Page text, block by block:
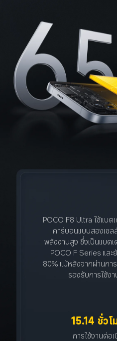
POCO F8 Ultra ใช้แบ
คาร์บอนแบบสองเซ
พลังงานสูง ซึ่งเป็นแบต
POCO F Series และ
80% แม้หลังจากผ่านกา
รองรับการใช้งา
15.14 ชั่วโ
การใช้งานต่อ